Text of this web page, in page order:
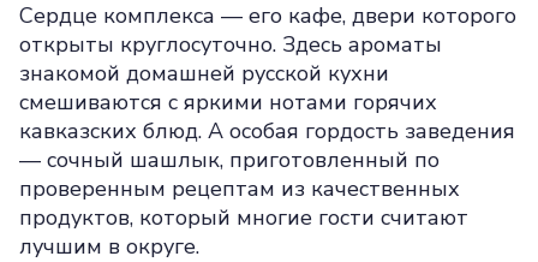
Сердце комплекса — его кафе, двери которого
открыты круглосуточно. Здесь ароматы
знакомой домашней русской кухни
смешиваются с яркими нотами горячих
кавказских блюд. А особая гордость заведения
— сочный шашлык, приготовленный по
проверенным рецептам из качественных
продуктов, который многие гости считают
лучшим в округе.